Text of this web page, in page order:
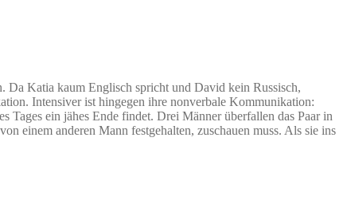
Katia kaum Englisch spricht und David kein Russisch,
Intensiver ist hingegen ihre nonverbale Kommunikation:
Tages ein jähes Ende findet. Drei Männer überfallen das Paar in
einem anderen Mann festgehalten, zuschauen muss. Als sie ins